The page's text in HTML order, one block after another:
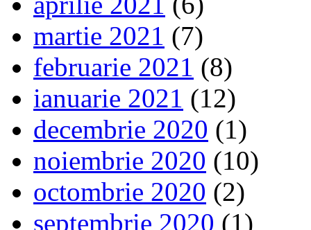
martie 2021 (7)
februarie 2021 (8)
ianuarie 2021 (12)
decembrie 2020 (1)
noiembrie 2020 (10)
octombrie 2020 (2)
septembrie 2020 (1)